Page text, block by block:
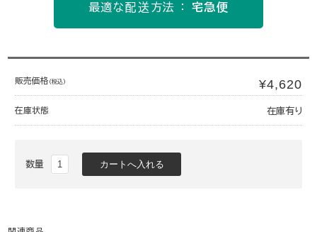
最適な配送方法 ： 宅急便
販売価格 (税込) ¥4,620
在庫状態 在庫有り
数量